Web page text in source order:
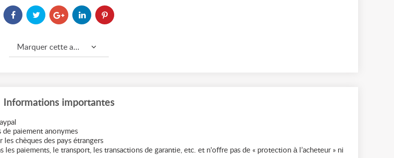
Marquer cette annonce comme...
Informations importantes
de paiement anonymes
chèques des pays étrangers
paiements, le transport, les transactions de garantie, etc. et n'offre pas de « protection à l’acheteur » ni